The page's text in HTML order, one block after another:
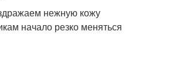
нежную кожу
начало резко меняться